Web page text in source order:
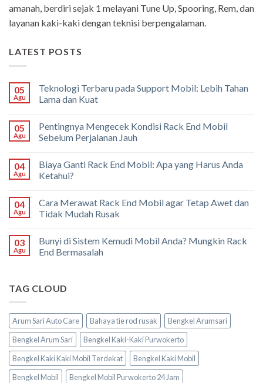
amanah, berdiri sejak 1 melayani Tune Up, Spooring, Rem, dan
layanan kaki-kaki dengan teknisi berpengalaman.
LATEST POSTS
05
Agu
Teknologi Terbaru pada Support Mobil: Lebih Tahan
Lama dan Kuat
05
Agu
Pentingnya Mengecek Kondisi Rack End Mobil
Sebelum Perjalanan Jauh
04
Agu
Biaya Ganti Rack End Mobil: Apa yang Harus Anda
Ketahui?
04
Agu
Cara Merawat Rack End Mobil agar Tetap Awet dan
Tidak Mudah Rusak
03
Agu
Bunyi di Sistem Kemudi Mobil Anda? Mungkin Rack
End Bermasalah
TAG CLOUD
Arum Sari Auto Care Bahaya tie rod rusak
Bengkel Arumsari
Bengkel Arum Sari
Bengkel Kaki-Kaki Purwokerto
Bengkel Kaki Kaki Mobil Terdekat
Bengkel Kaki Mobil
Bengkel Mobil
Bengkel Mobil Purwokerto 24 Jam